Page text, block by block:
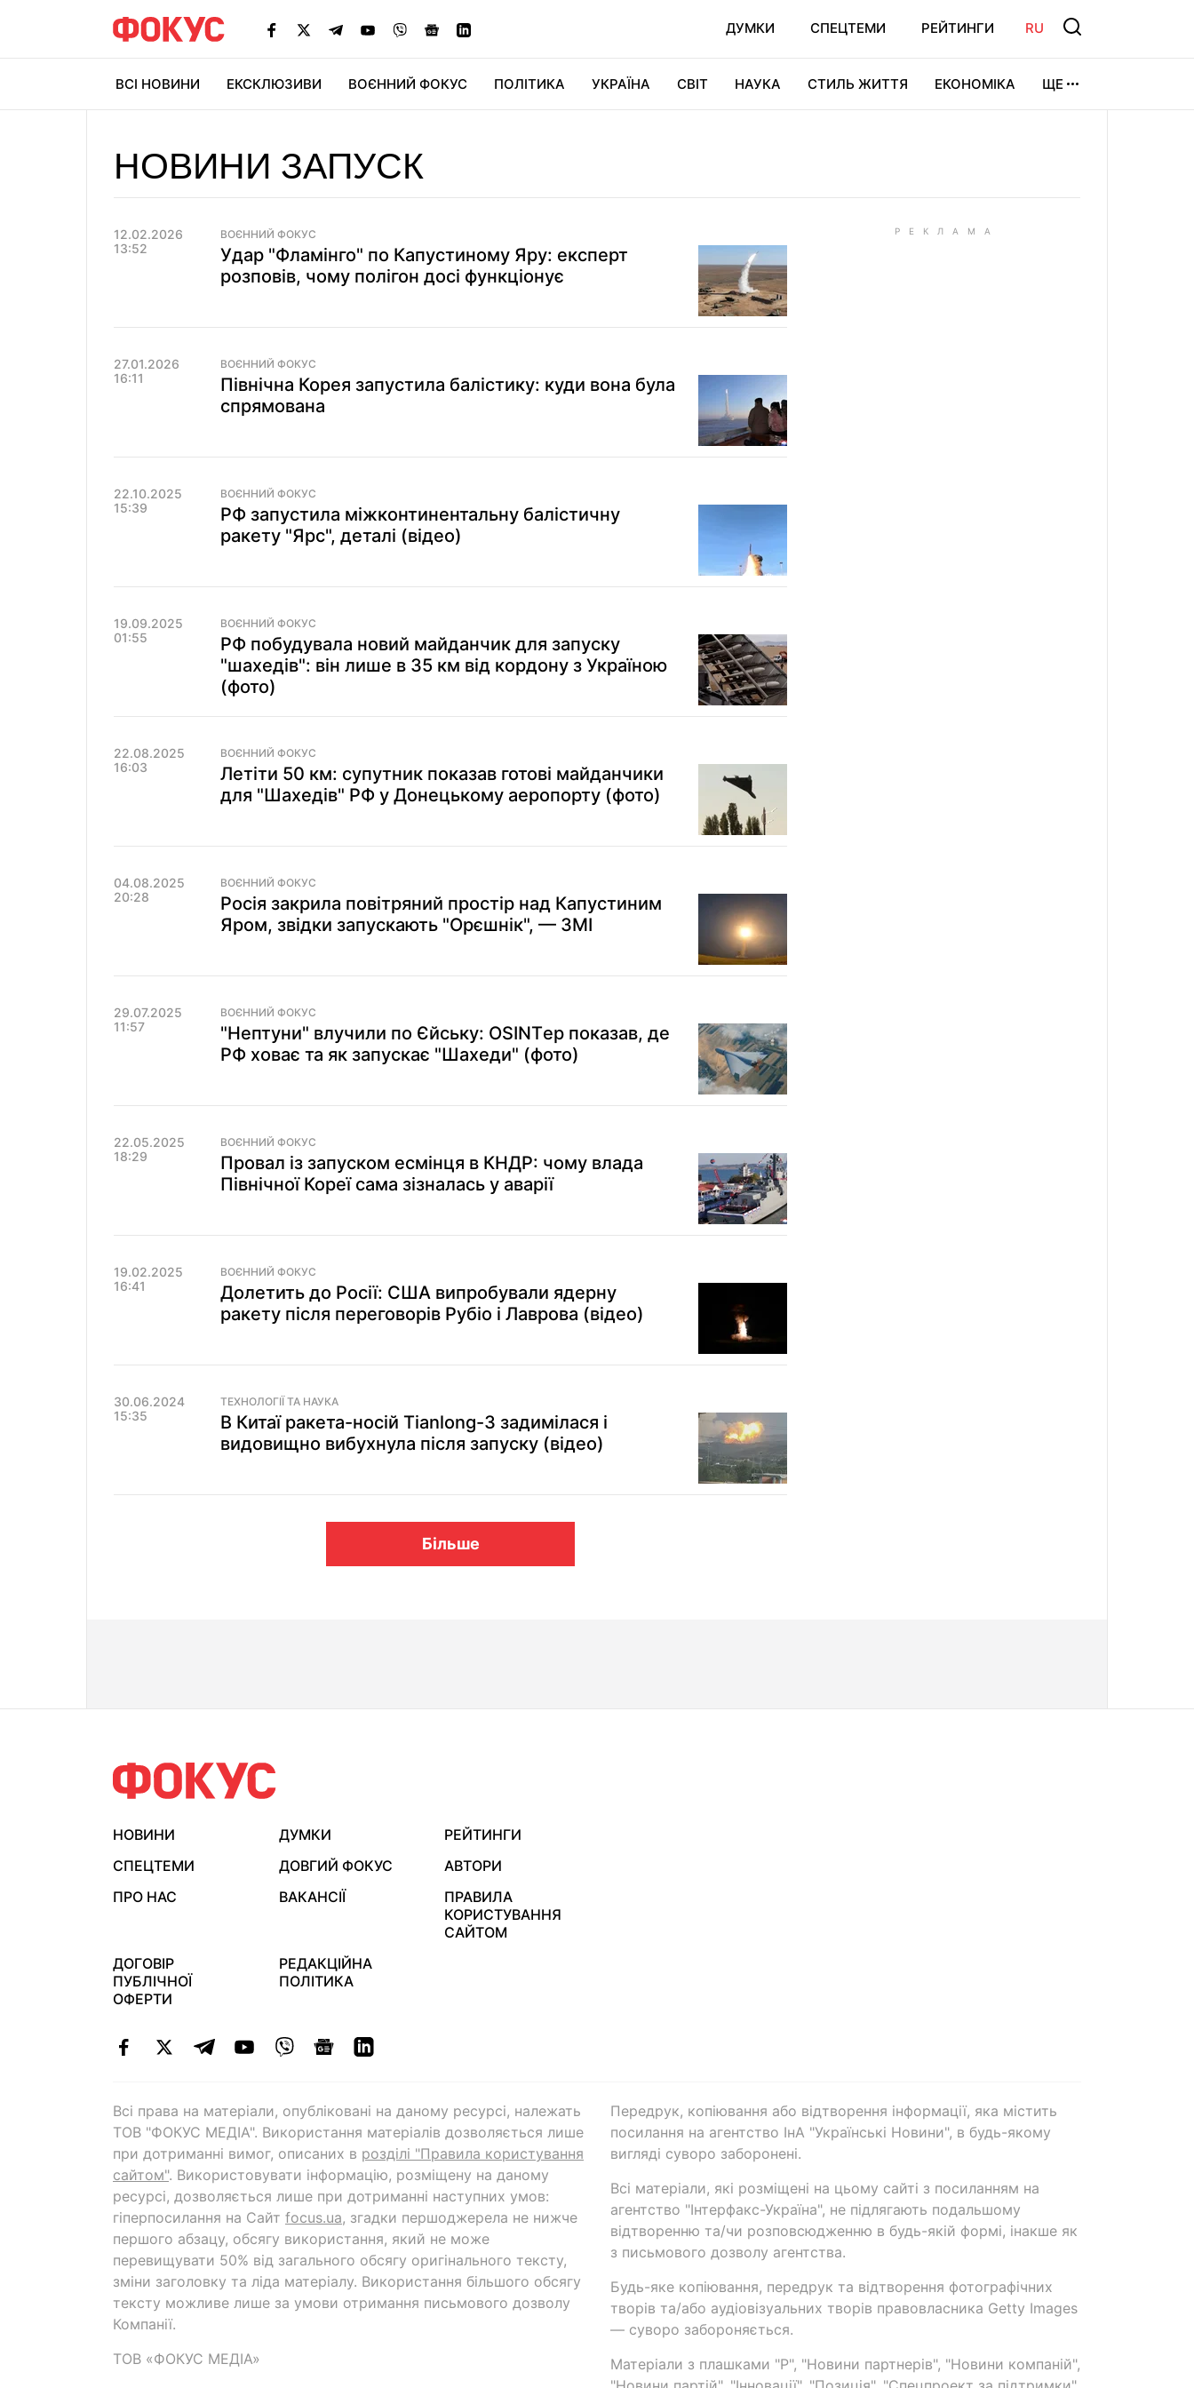
ДУМКИ СПЕЦТЕМИ РЕЙТИНГИ RU
ВСІ НОВИНИ ЕКСКЛЮЗИВИ ВОЄННИЙ ФОКУС ПОЛІТИКА УКРАЇНА СВІТ НАУКА СТИЛЬ ЖИТТЯ ЕКОНОМІКА ЩЕ
НОВИНИ ЗАПУСК
12.02.2026
13:52
ВОЄННИЙ ФОКУС
Удар "Фламінго" по Капустиному Яру: експерт
розповів, чому полігон досі функціонує
27.01.2026
16:11
ВОЄННИЙ ФОКУС
Північна Корея запустила балістику: куди вона була
спрямована
22.10.2025
15:39
ВОЄННИЙ ФОКУС
РФ запустила міжконтинентальну балістичну
ракету "Ярс", деталі (відео)
19.09.2025
01:55
ВОЄННИЙ ФОКУС
РФ побудувала новий майданчик для запуску
"шахедів": він лише в 35 км від кордону з Україною
(фото)
22.08.2025
16:03
ВОЄННИЙ ФОКУС
Летіти 50 км: супутник показав готові майданчики
для "Шахедів" РФ у Донецькому аеропорту (фото)
04.08.2025
20:28
ВОЄННИЙ ФОКУС
Росія закрила повітряний простір над Капустиним
Яром, звідки запускають "Орєшнік", — ЗМІ
29.07.2025
11:57
ВОЄННИЙ ФОКУС
"Нептуни" влучили по Єйську: OSINTер показав, де
РФ ховає та як запускає "Шахеди" (фото)
22.05.2025
18:29
ВОЄННИЙ ФОКУС
Провал із запуском есмінця в КНДР: чому влада
Північної Кореї сама зізналась у аварії
19.02.2025
16:41
ВОЄННИЙ ФОКУС
Долетить до Росії: США випробували ядерну
ракету після переговорів Рубіо і Лаврова (відео)
30.06.2024
15:35
ТЕХНОЛОГІЇ ТА НАУКА
В Китаї ракета-носій Tianlong-3 задимілася і
видовищно вибухнула після запуску (відео)
Більше
НОВИНИ ДУМКИ
РЕЙТИНГИ
СПЕЦТЕМИ
ДОВГИЙ ФОКУС
АВТОРИ
ПРО НАС
ВАКАНСІЇ
ПРАВИЛА
КОРИСТУВАННЯ
САЙТОМ
ДОГОВІР
ПУБЛІЧНОЇ
ОФЕРТИ
РЕДАКЦІЙНА
ПОЛІТИКА
Всі права на матеріали, опубліковані на даному ресурсі, належать
ТОВ "ФОКУС МЕДІА". Використання матеріалів дозволяється лише
при дотриманні вимог, описаних в розділі "Правила користування
сайтом". Використовувати інформацію, розміщену на даному
ресурсі, дозволяється лише при дотриманні наступних умов:
гіперпосилання на Cайт focus.ua, згадки першоджерела не нижче
першого абзацу, обсягу використання, який не може
перевищувати 50% від загального обсягу оригінального тексту,
зміни заголовку та ліда матеріалу. Використання більшого обсягу
тексту можливе лише за умови отримання письмового дозволу
Компанії.
ТОВ «ФОКУС МЕДІА»
Передрук, копіювання або відтворення інформації, яка містить
посилання на агентство ІнА "Українські Новини", в будь-якому
вигляді суворо заборонені.
Всі матеріали, які розміщені на цьому сайті з посиланням на
агентство "Інтерфакс-Україна", не підлягають подальшому
відтворенню та/чи розповсюдженню в будь-якій формі, інакше як
з письмового дозволу агентства.
Будь-яке копіювання, передрук та відтворення фотографічних
творів та/або аудіовізуальних творів правовласника Getty Images
— суворо забороняється.
Матеріали з плашками "Р", "Новини партнерів", "Новини компаній",